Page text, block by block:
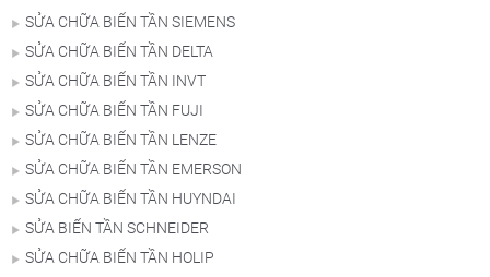
SỬA CHỮA BIẾN TẦN SIEMENS
SỬA CHỮA BIẾN TẦN DELTA
SỬA CHỮA BIẾN TẦN INVT
SỬA CHỮA BIẾN TẦN FUJI
SỬA CHỮA BIẾN TẦN LENZE
SỬA CHỮA BIẾN TẦN EMERSON
SỬA CHỮA BIẾN TẦN HUYNDAI
SỬA BIẾN TẦN SCHNEIDER
SỬA CHỮA BIẾN TẦN HOLIP